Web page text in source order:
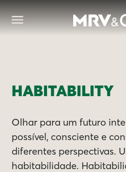
HABITABILITY
Olhar para um futuro
possível, consciente e
diferentes perspectivas.
habitabilidade.